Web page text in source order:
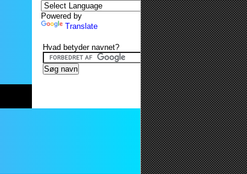
Powered by
Translate
Hvad betyder navnet?